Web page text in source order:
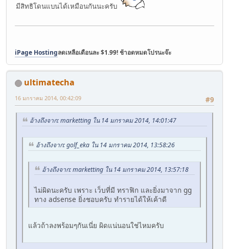
มีสิทธิโดนแบนได้เหมือนกันนะครับ
iPage Hostingลดเหลือเดือนละ $1.99! ช้าอดหมดโปรนะจ๊ะ
ultimatecha
#9
16 มกราคม 2014, 00:42:09
อ้างถึงจาก: marketting ใน 14 มกราคม 2014, 14:01:47
อ้างถึงจาก: golf_eka ใน 14 มกราคม 2014, 13:58:26
อ้างถึงจาก: marketting ใน 14 มกราคม 2014, 13:57:18
ไม่ผิดนะครับ เพราะ เว็บที่มี ทราฟิก และยิ่งมาจาก gg
ทาง adsense ยิ่งชอบครับ ทำรายได้ให้เค้าดี
แล้วถ้าลงพร้อมๆกันเนี่ย ผิดแน่นอนใช่ไหมครับ